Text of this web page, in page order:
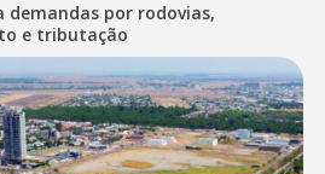
demandas por rodovias,
e tributação